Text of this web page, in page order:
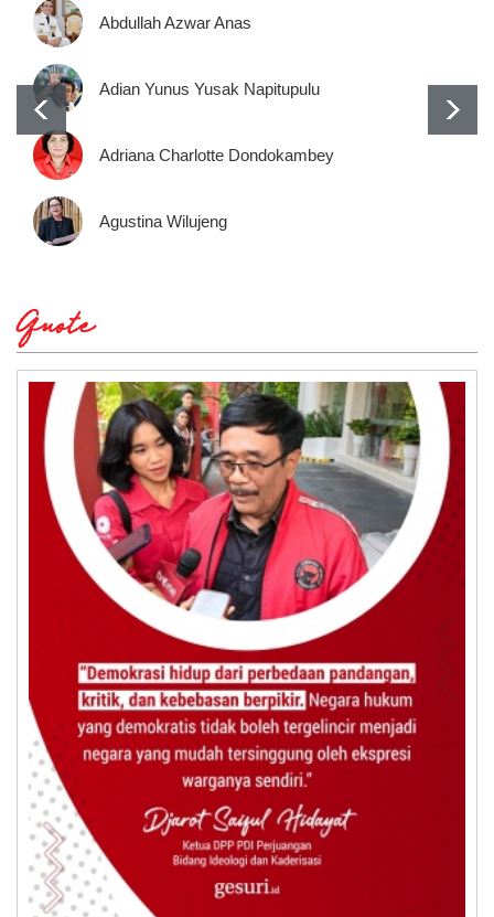
Abdullah Azwar Anas
Adian Yunus Yusak Napitupulu
Adriana Charlotte Dondokambey
Agustina Wilujeng
Quote